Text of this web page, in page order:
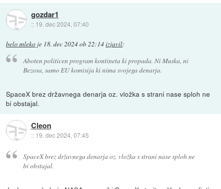
gozdar1
:: 19. dec 2024, 07:40
belo mleko je 18. dec 2024 ob 22:14izjavil:
Aboten politicen program kontineta ki propada. Ni Muska, ni
Bezosa, samo EU komisija ki nima svojega denarja.
SpaceX brez državnega denarja oz. vložka s strani nase sploh ne
bi obstajal.
Cleon
:: 19. dec 2024, 07:45
SpaceX brez državnega denarja oz. vložka s strani nase sploh ne
bi obstajal.